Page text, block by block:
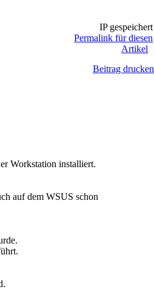
IP gespeichert
Permalink für diesen
Artikel
Beitrag drucken
Workstation installiert.
auf dem WSUS schon